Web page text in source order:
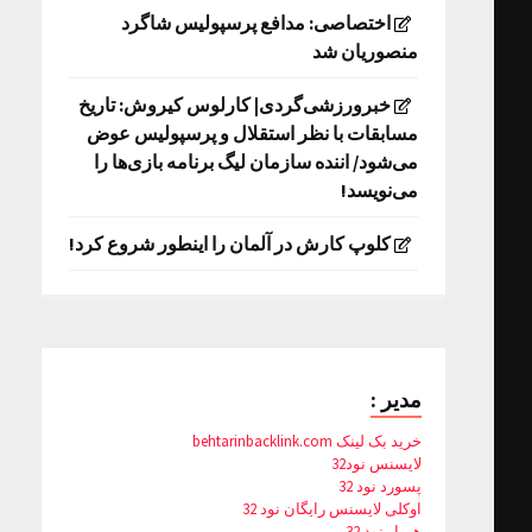
اختصاصی: مدافع پرسپولیس شاگرد
منصوریان شد
خبرورزشی‌گردی| کارلوس کیروش: تاریخ
مسابقات با نظر استقلال و پرسپولیس عوض
می‌شود/ اننده سازمان لیگ برنامه بازی‌ها را
می‌نویسد!
کلوپ کارش در آلمان را اینطور شروع کرد!
مدیر :
خرید بک لینک behtarinbacklink.com
لایسنس نود32
پسورد نود 32
اوکلی لایسنس رایگان نود 32